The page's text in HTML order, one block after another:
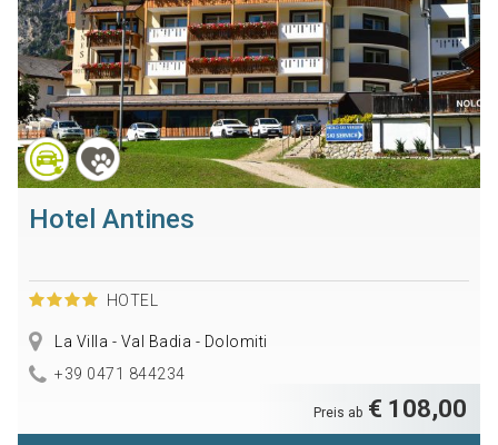
Hotel Antines
HOTEL
La Villa - Val Badia - Dolomiti
+39 0471 844234
Preis ab € 108,00